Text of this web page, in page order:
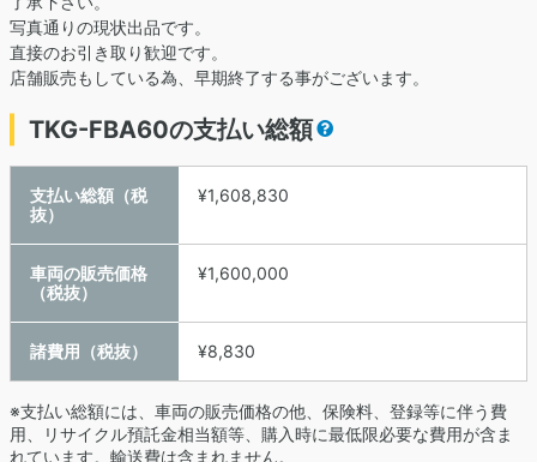
写真通りの現状出品です。
直接のお引き取り歓迎です。
店舗販売もしている為、早期終了する事がございます。
TKG-FBA60の支払い総額
支払い総額（税
抜）
¥1,608,830
車両の販売価格
（税抜）
¥1,600,000
諸費用（税抜） ¥8,830
※支払い総額には、車両の販売価格の他、保険料、登録等に伴う費
用、リサイクル預託金相当額等、購入時に最低限必要な費用が含ま
れています。輸送費は含まれません。